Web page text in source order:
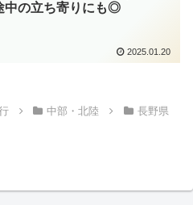
中の立ち寄りにも◎
2025.01.20
中部・北陸
長野県